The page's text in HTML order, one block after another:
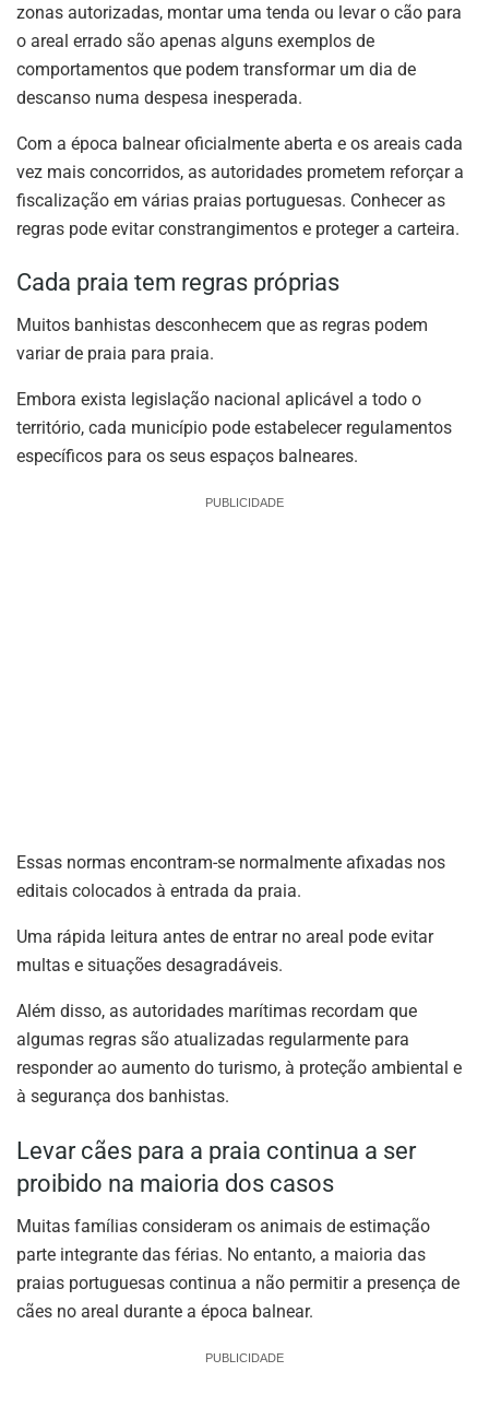
zonas autorizadas, montar uma tenda ou levar o cão para
o areal errado são apenas alguns exemplos de
comportamentos que podem transformar um dia de
descanso numa despesa inesperada.
Com a época balnear oficialmente aberta e os areais cada
vez mais concorridos, as autoridades prometem reforçar a
fiscalização em várias praias portuguesas. Conhecer as
regras pode evitar constrangimentos e proteger a carteira.
Cada praia tem regras próprias
Muitos banhistas desconhecem que as regras podem
variar de praia para praia.
Embora exista legislação nacional aplicável a todo o
território, cada município pode estabelecer regulamentos
específicos para os seus espaços balneares.
PUBLICIDADE
Essas normas encontram-se normalmente afixadas nos
editais colocados à entrada da praia.
Uma rápida leitura antes de entrar no areal pode evitar
multas e situações desagradáveis.
Além disso, as autoridades marítimas recordam que
algumas regras são atualizadas regularmente para
responder ao aumento do turismo, à proteção ambiental e
à segurança dos banhistas.
Levar cães para a praia continua a ser
proibido na maioria dos casos
Muitas famílias consideram os animais de estimação
parte integrante das férias. No entanto, a maioria das
praias portuguesas continua a não permitir a presença de
cães no areal durante a época balnear.
PUBLICIDADE